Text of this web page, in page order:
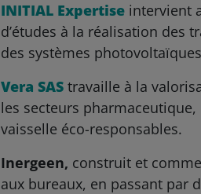
INITIAL Expertiseintervient
d’études à la réalisation des
des systèmes
Vera SAStravaille à la
les secteurs
vaisselle éco-responsables.
Inergeen, construit et
aux bureaux, en passant par